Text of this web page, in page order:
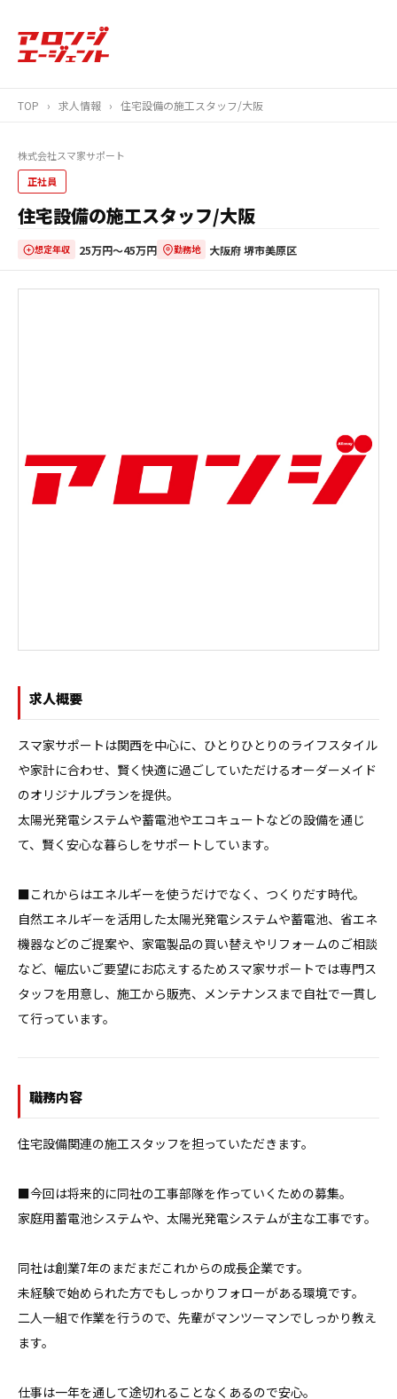
TOP › 求人情報 › 住宅設備の施工スタッフ/大阪
株式会社スマ家サポート
正社員
住宅設備の施工スタッフ/大阪
想定年収 25万円〜45万円 勤務地 大阪府 堺市美原区
求人概要
スマ家サポートは関西を中心に、ひとりひとりのライフスタイル
や家計に合わせ、賢く快適に過ごしていただけるオーダーメイド
のオリジナルプランを提供。
太陽光発電システムや蓄電池やエコキュートなどの設備を通じ
て、賢く安心な暮らしをサポートしています。
■これからはエネルギーを使うだけでなく、つくりだす時代。
自然エネルギーを活用した太陽光発電システムや蓄電池、省エネ
機器などのご提案や、家電製品の買い替えやリフォームのご相談
など、幅広いご要望にお応えするためスマ家サポートでは専門ス
タッフを用意し、施工から販売、メンテナンスまで自社で一貫し
て行っています。
職務内容
住宅設備関連の施工スタッフを担っていただきます。
■今回は将来的に同社の工事部隊を作っていくための募集。
家庭用蓄電池システムや、太陽光発電システムが主な工事です。
同社は創業7年のまだまだこれからの成長企業です。
未経験で始められた方でもしっかりフォローがある環境です。
二人一組で作業を行うので、先輩がマンツーマンでしっかり教え
ます。
仕事は一年を通して途切れることなくあるので安心。